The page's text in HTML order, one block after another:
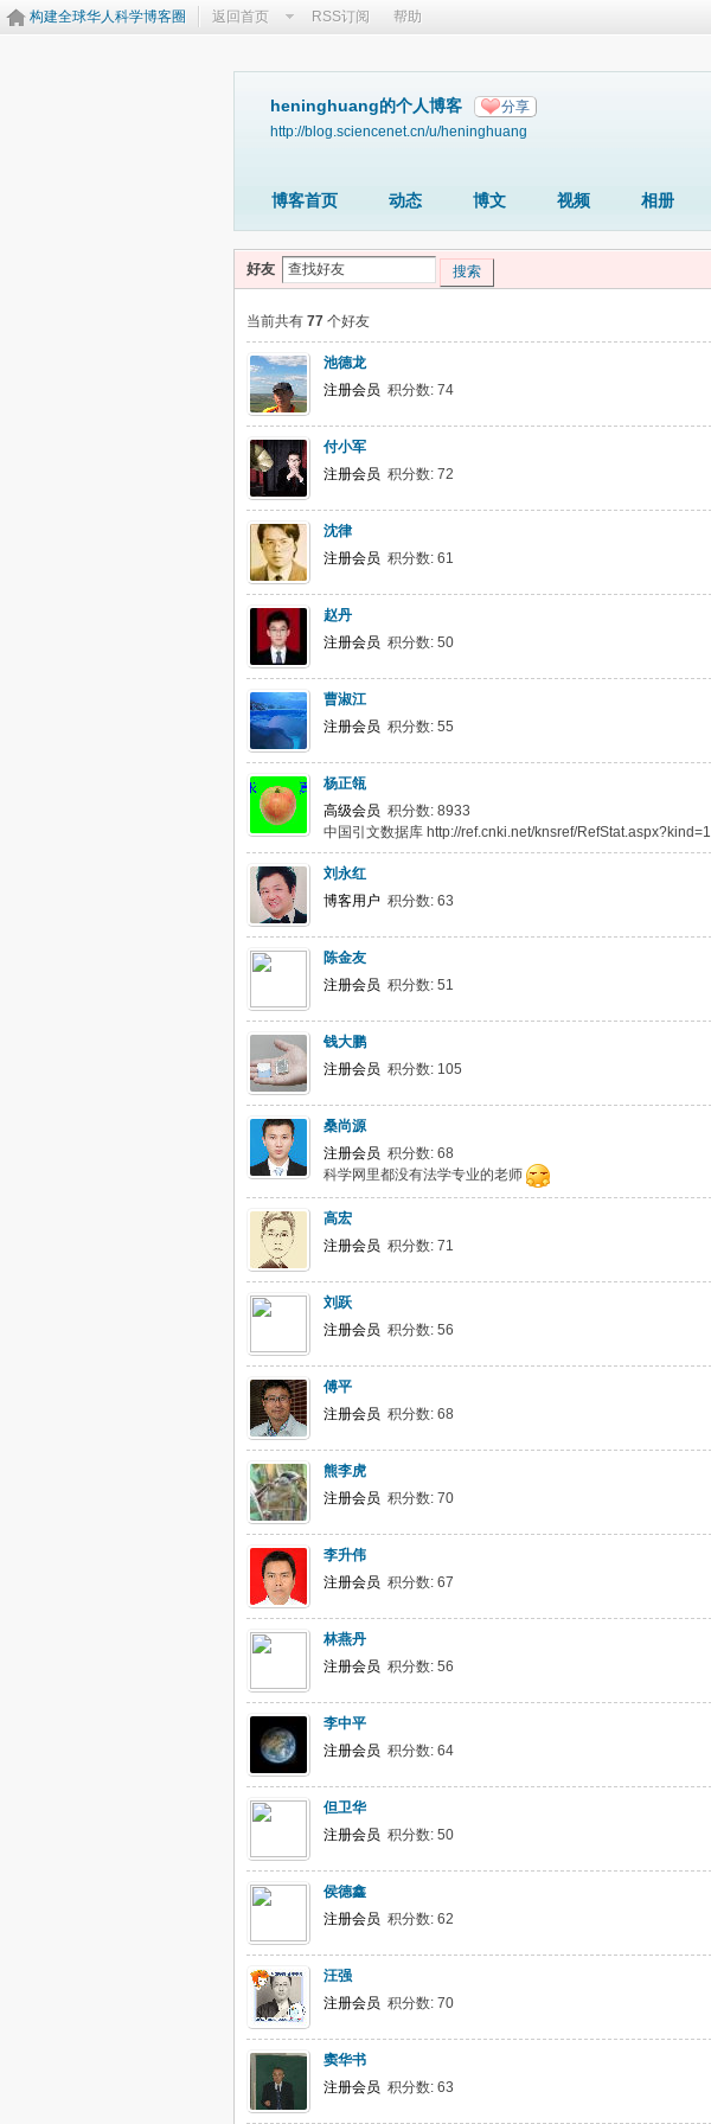
构建全球华人科学博客圈 返回首页 RSS订阅 帮助
heninghuang的个人博客 分享
http://blog.sciencenet.cn/u/heninghuang
博客首页 动态 博文 视频 相册
好友 搜索
当前共有 77 个好友
池德龙
注册会员 积分数: 74
付小军
注册会员 积分数: 72
沈律
注册会员 积分数: 61
赵丹
注册会员 积分数: 50
曹淑江
注册会员 积分数: 55
杨正瓴
高级会员 积分数: 8933
中国引文数据库 http://ref.cnki.net/knsref/RefStat.aspx?kind=1
刘永红
博客用户 积分数: 63
陈金友
注册会员 积分数: 51
钱大鹏
注册会员 积分数: 105
桑尚源
注册会员 积分数: 68
科学网里都没有法学专业的老师
高宏
注册会员 积分数: 71
刘跃
注册会员 积分数: 56
傅平
注册会员 积分数: 68
熊李虎
注册会员 积分数: 70
李升伟
注册会员 积分数: 67
林燕丹
注册会员 积分数: 56
李中平
注册会员 积分数: 64
但卫华
注册会员 积分数: 50
侯德鑫
注册会员 积分数: 62
汪强
注册会员 积分数: 70
窦华书
注册会员 积分数: 63